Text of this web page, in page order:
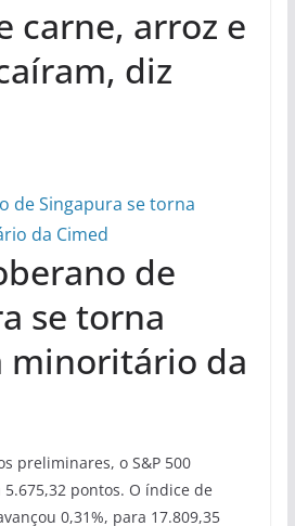
carne, arroz e
diz
de
se torna
minoritário da
preliminares, o S&P 500
pontos. O índice de
0,31%, para 17.809,35